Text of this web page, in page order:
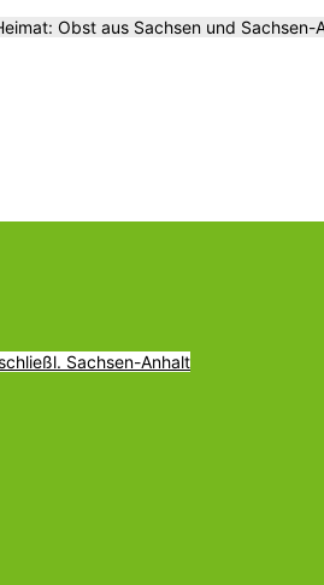
Obst aus Sachsen und Sachsen-
Sachsen-Anhalt